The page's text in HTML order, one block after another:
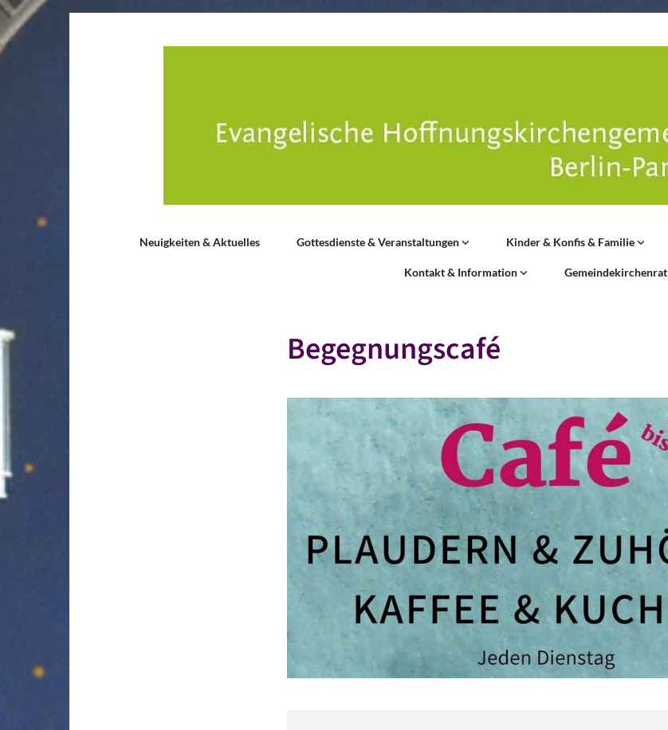
Neuigkeiten & Aktuelles Gottesdienste & Veranstaltungen Kinder & Konfis & Familie
Kontakt & Information Gemeindekirchenrat
Begegnungscafé